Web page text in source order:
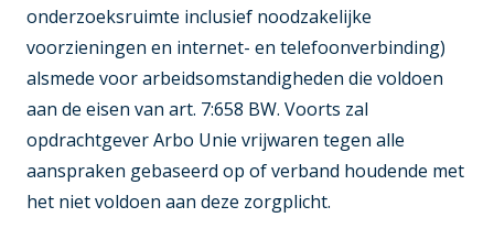
onderzoeksruimte inclusief noodzakelijke
voorzieningen en internet- en telefoonverbinding)
alsmede voor arbeidsomstandigheden die voldoen
aan de eisen van art. 7:658 BW. Voorts zal
opdrachtgever Arbo Unie vrijwaren tegen alle
aanspraken gebaseerd op of verband houdende met
het niet voldoen aan deze zorgplicht.